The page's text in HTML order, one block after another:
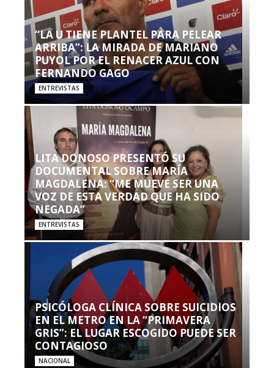
“LA U TIENE PLANTEL PARA PELEAR
ARRIBA”: LA MIRADA DE MARIANO
PUYOL POR EL RENACER AZUL CON
FERNANDO GAGO
ENTREVISTAS
LITA DONOSO PRESENTÓ SU
DOCUMENTAL SOBRE MARÍA
MAGDALENA: “ME MUEVE SER UNA
VOZ DE ESTA VERDAD QUE HA SIDO
NEGADA”
ENTREVISTAS
PSICÓLOGA CLÍNICA SOBRE SUICIDIOS
EN EL METRO EN LA “PRIMAVERA
GRIS”: EL LUGAR ESCOGIDO PUEDE SER
CONTAGIOSO
NACIONAL